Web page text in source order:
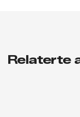
Relaterte